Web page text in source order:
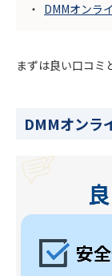
DMMオンラ
まずは良い口コミ
DMMオンラ